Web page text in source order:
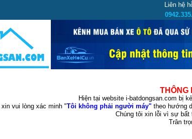
Liên hệ
THÔNG
Hiện tại website i-batdongsan.com bị
vui lòng xác minh "Tôi không phải người máy"theo hướng
Chúng tôi xin lỗi vì sự bất
Trân